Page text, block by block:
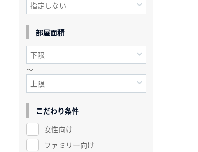
部屋面積
～
こだわり条件
女性向け
ファミリー向け